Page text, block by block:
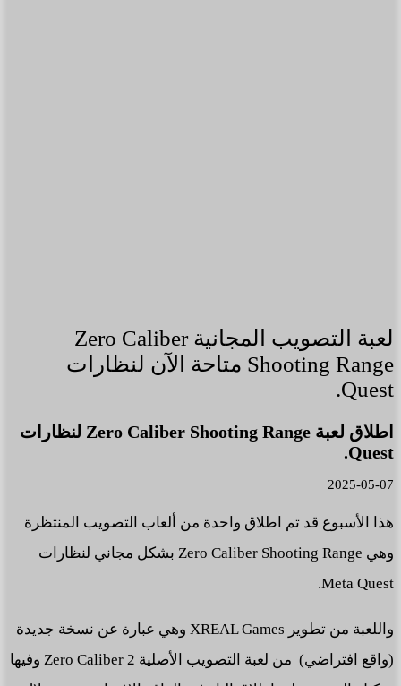
لعبة التصويب المجانية Zero Caliber
Shooting Range متاحة الآن لنظارات
Quest.
اطلاق لعبة Zero Caliber Shooting Range لنظارات
Quest.
2025-05-07
هذا الأسبوع قد تم اطلاق واحدة من ألعاب التصويب المنتظرة
وهي Zero Caliber Shooting Range بشكل مجاني لنظارات
Meta Quest.
واللعبة من تطوير XREAL Games وهي عبارة عن نسخة جديدة
(واقع افتراضي) من لعبة التصويب الأصلية Zero Caliber 2 وفيها